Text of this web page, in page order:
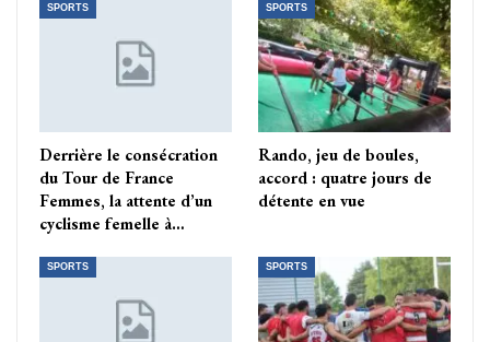
SPORTS
Derrière le consécration
du Tour de France
Femmes, la attente d’un
cyclisme femelle à…
SPORTS
Rando, jeu de boules,
accord : quatre jours de
détente en vue
SPORTS SPORTS